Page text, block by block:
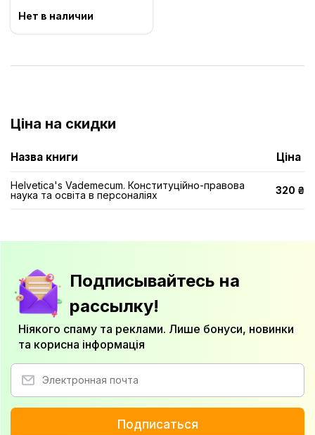
Нет в наличии
Ціна на скидки
Назва книги Ціна
Helvetica's Vademecum. Конституційно-правова
наука та освіта в персоналіях
320 ₴
Подписывайтесь на
рассылку!
Ніякого спаму та реклами. Лише бонуси, новинки
та корисна інформація
Подписаться